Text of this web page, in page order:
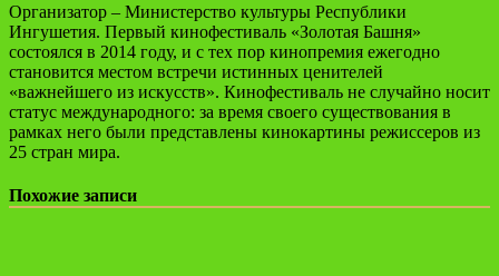
Организатор – Министерство культуры Республики
Ингушетия. Первый кинофестиваль «Золотая Башня»
состоялся в 2014 году, и с тех пор кинопремия ежегодно
становится местом встречи истинных ценителей
«важнейшего из искусств». Кинофестиваль не случайно носит
статус международного: за время своего существования в
рамках него были представлены кинокартины режиссеров из
25 стран мира.
Похожие записи